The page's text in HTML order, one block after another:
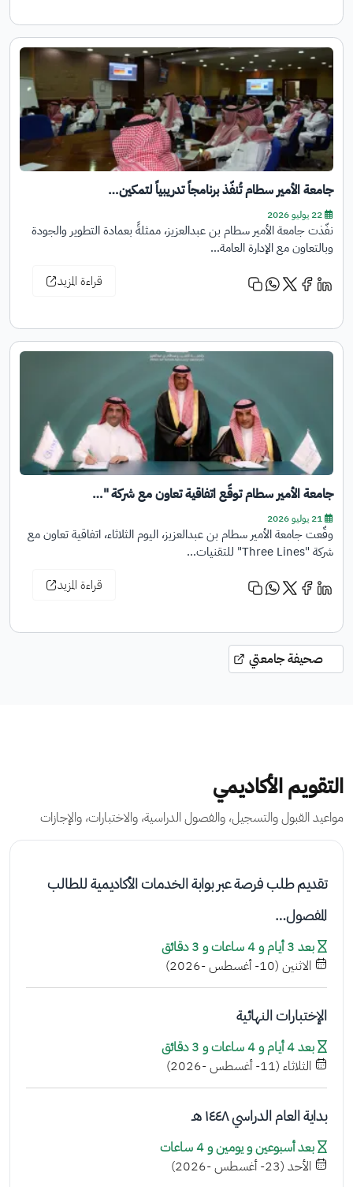
جامعة الأمير سطام تُنفّذ برنامجاً تدريبياً لتمكين…
22 يوليو 2026
نفّذت جامعة الأمير سطام بن عبدالعزيز، ممثلةً بعمادة التطوير والجودة
وبالتعاون مع الإدارة العامة…
قراءة المزيد
جامعة الأمير سطام توقّع اتفاقية تعاون مع شركة "…
21 يوليو 2026
وقّعت جامعة الأمير سطام بن عبدالعزيز، اليوم الثلاثاء، اتفاقية تعاون مع
شركة "Three Lines" للتقنيات…
قراءة المزيد
صحيفة جامعتي
التقويم الأكاديمي
مواعيد القبول والتسجيل، والفصول الدراسية، والاختبارات، والإجازات
تقديم طلب فرصة عبر بوابة الخدمات الأكاديمية للطالب
المفصول…
بعد 3 أيام و 4 ساعات و 3 دقائق
الاثنين (10- أغسطس -2026)
الإختبارات النهائية
بعد 4 أيام و 4 ساعات و 3 دقائق
الثلاثاء (11- أغسطس -2026)
بداية العام الدراسي ١٤٤٨ هـ
بعد أسبوعين و يومين و 4 ساعات
الأحد (23- أغسطس -2026)